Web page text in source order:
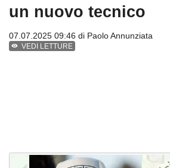
un nuovo tecnico
07.07.2025 09:46 di Paolo Annunziata
VEDI LETTURE